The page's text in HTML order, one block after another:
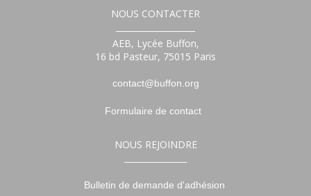
NOUS CONTACTER
AEB, Lycée Buffon,
16 bd Pasteur, 75015 Paris
contact@buffon.org
Formulaire de contact
NOUS REJOINDRE
Bulletin de demande d'adhésion